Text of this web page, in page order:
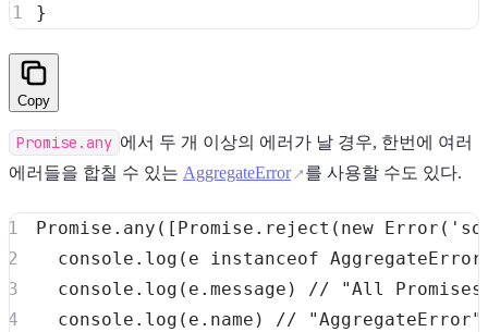
}
Copy
Promise.any 에서 두 개 이상의 에러가 날 경우, 한번에 여러
에러들을 합칠 수 있는 AggregateError 를 사용할 수도 있다.
Promise . any ( [ Promise . reject ( new Error (
console . log ( e instanceof AggregateError
console . log ( e . message )
// "All
console . log ( e . name )
// "AggregateError"